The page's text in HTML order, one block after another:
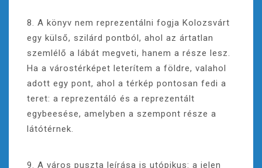
8. A könyv nem reprezentálni fogja Kolozsvárt
egy külső, szilárd pontból, ahol az ártatlan
szemlélő a lábát megveti, hanem a része lesz.
Ha a várostérképet leterítem a földre, valahol
adott egy pont, ahol a térkép pontosan fedi a
teret: a reprezentáló és a reprezentált
egybeesése, amelyben a szempont része a
látótérnek.
9. A város puszta leírása is utópikus: a jelen